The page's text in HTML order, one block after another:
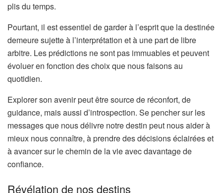
plis du temps.
Pourtant, il est essentiel de garder à l’esprit que la destinée
demeure sujette à l’interprétation et à une part de libre
arbitre. Les prédictions ne sont pas immuables et peuvent
évoluer en fonction des choix que nous faisons au
quotidien.
Explorer son avenir peut être source de réconfort, de
guidance, mais aussi d’introspection. Se pencher sur les
messages que nous délivre notre destin peut nous aider à
mieux nous connaître, à prendre des décisions éclairées et
à avancer sur le chemin de la vie avec davantage de
confiance.
Révélation de nos destins